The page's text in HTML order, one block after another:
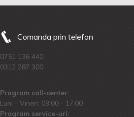
Comanda prin telefon
0751 136 440
0312 287 300
Program call-center:
Luni - Vineri: 09:00 - 17:00
Program service-uri: